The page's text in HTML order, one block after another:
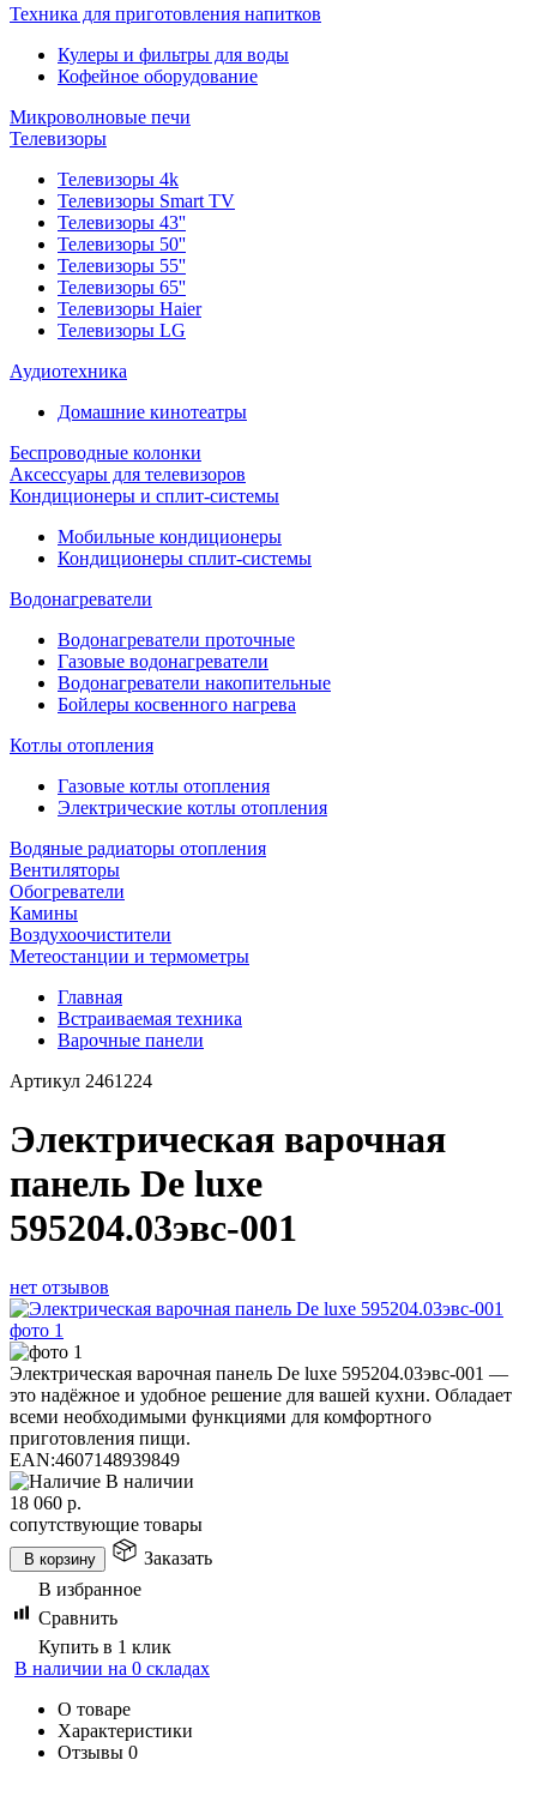
Техника для приготовления напитков
Кулеры и фильтры для воды
Кофейное оборудование
Микроволновые печи
Телевизоры
Телевизоры 4k
Телевизоры Smart TV
Телевизоры 43''
Телевизоры 50''
Телевизоры 55''
Телевизоры 65''
Телевизоры Haier
Телевизоры LG
Аудиотехника
Домашние кинотеатры
Беспроводные колонки
Аксессуары для телевизоров
Кондиционеры и сплит-системы
Мобильные кондиционеры
Кондиционеры сплит-системы
Водонагреватели
Водонагреватели проточные
Газовые водонагреватели
Водонагреватели накопительные
Бойлеры косвенного нагрева
Котлы отопления
Газовые котлы отопления
Электрические котлы отопления
Водяные радиаторы отопления
Вентиляторы
Обогреватели
Камины
Воздухоочистители
Метеостанции и термометры
Главная
Встраиваемая техника
Варочные панели
Артикул 2461224
Электрическая варочная
панель De luxe
595204.03эвс-001
нет отзывов
Электрическая варочная панель De luxe 595204.03эвс-001 —
это надёжное и удобное решение для вашей кухни. Обладает
всеми необходимыми функциями для комфортного
приготовления пищи.
EAN:4607148939849
В наличии
18 060 р.
сопутствующие товары
В корзину
Заказать
В избранное
Сравнить
Купить в 1 клик
В наличии на 0 складах
О товаре
Характеристики
Отзывы 0